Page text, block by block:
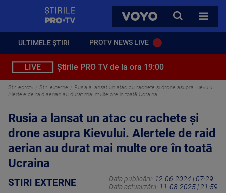
VOYO
CAUTA
TOATE
ULTIMELE ȘTIRI PROTV NEWS LIVE
LIVE Știrile PRO TV de la ora 19:00
Stirileprotv Stiri externe
Rusia a lansat un atac cu rachete şi drone asupra Kievului.
Alertele de raid aerian au durat mai multe ore în toată Ucraina
Rusia a lansat un atac cu rachete şi
drone asupra Kievului. Alertele de raid
aerian au durat mai multe ore în toată
Ucraina
STIRI EXTERNE Data publicării: 12-06-2024 | 07:29
Data actualizării: 11-08-2025 | 21:59